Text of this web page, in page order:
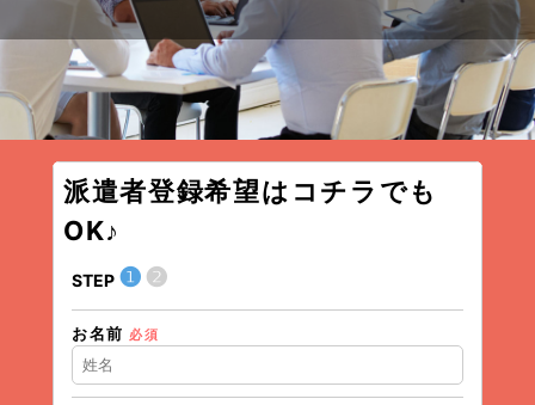
派遣者登録希望はコチラでも
OK♪
STEP ❶❷
お名前 必須